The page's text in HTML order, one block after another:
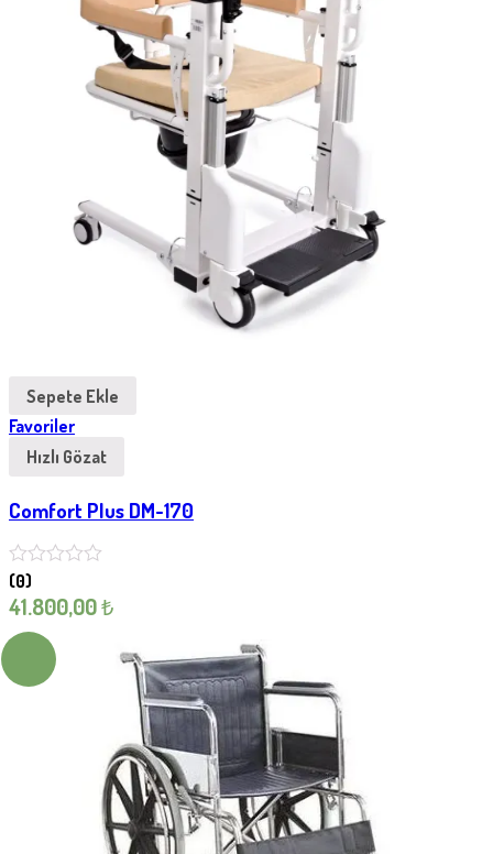
Sepete Ekle
Favoriler
Hızlı Gözat
Comfort Plus DM-170
(0)
41.800,00₺